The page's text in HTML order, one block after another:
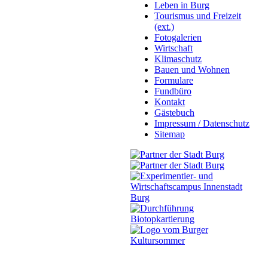
Leben in Burg
Tourismus und Freizeit
(ext.)
Fotogalerien
Wirtschaft
Klimaschutz
Bauen und Wohnen
Formulare
Fundbüro
Kontakt
Gästebuch
Impressum / Datenschutz
Sitemap